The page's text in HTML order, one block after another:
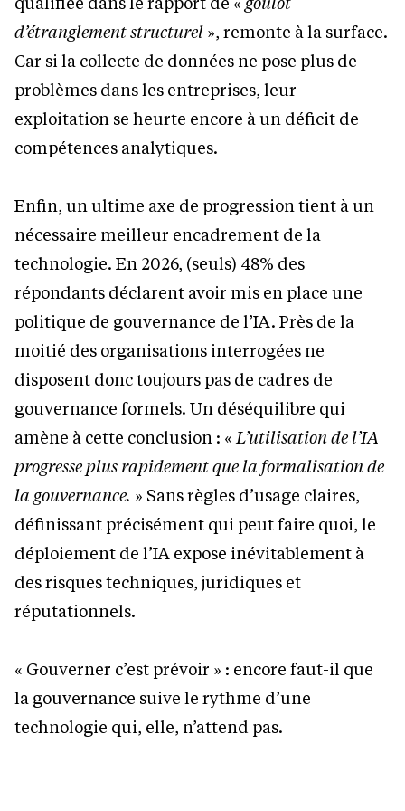
d’étranglement structurel », remonte à la surface.
Car si la collecte de données ne pose plus de
problèmes dans les entreprises, leur
exploitation se heurte encore à un déficit de
compétences analytiques.
Enfin, un ultime axe de progression tient à un
nécessaire meilleur encadrement de la
technologie. En 2026, (seuls) 48% des
répondants déclarent avoir mis en place une
politique de gouvernance de l’IA. Près de la
moitié des organisations interrogées ne
disposent donc toujours pas de cadres de
gouvernance formels. Un déséquilibre qui
amène à cette conclusion : «L’utilisation de l’IA
progresse plus rapidement que la formalisation de
la gouvernance. » Sans règles d’usage claires,
définissant précisément qui peut faire quoi, le
déploiement de l’IA expose inévitablement à
des risques techniques, juridiques et
réputationnels.
« Gouverner c’est prévoir » : encore faut-il que
la gouvernance suive le rythme d’une
technologie qui, elle, n’attend pas.